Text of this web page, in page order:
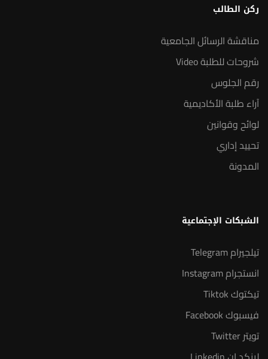
ركن الطالب
مناقشة الرسائل الجامعية
شروحات للطلبة Video
رقم الجلوس
آراء طلبة الأكاديمية
لوائح وقوانين
تحييد إداري
المدونة
الشبكات الإجتماعية
تيلجيرام Telegram
انستجرام Instagram
تيكتوك Tiktok
فيسبوك Facebook
تويتر Twitter